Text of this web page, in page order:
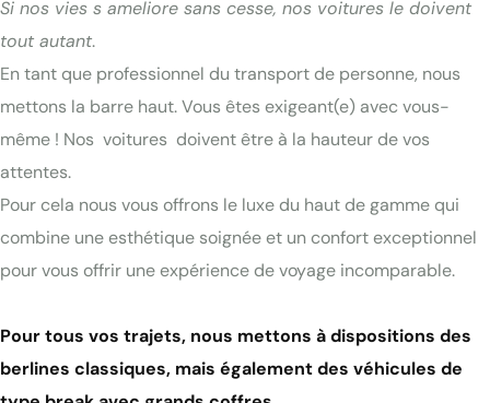
Si nos vies s ameliore sans cesse, nos voitures le doivent
tout autant.
En tant que professionnel du transport de personne, nous
mettons la barre haut. Vous êtes exigeant(e) avec vous-
même ! Nos voitures doivent être à la hauteur de vos
attentes.
Pour cela nous vous offrons le luxe du haut de gamme qui
combine une esthétique soignée et un confort exceptionnel
pour vous offrir une expérience de voyage incomparable.
Pour tous vos trajets, nous mettons à dispositions des
berlines classiques, mais également des véhicules de